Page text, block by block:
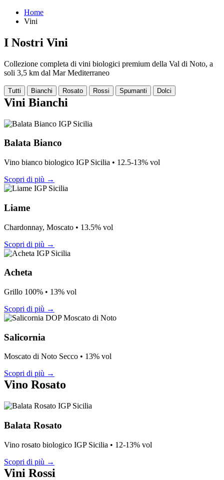
Home
Vini
I Nostri Vini
Collezione completa di vini biologici premium della Val di Noto, a
soli 3,5 km dal Mar Mediterraneo
Tutti Bianchi Rosato Rossi Spumanti Dolci
Vini Bianchi
IGP Sicilia
Balata Bianco
Vino bianco biologico IGP Sicilia • 12.5-13% vol
Scopri di più →
IGP Sicilia
Liame
Chardonnay, Moscato • 13.5% vol
Scopri di più →
IGP Sicilia
Acheta
Grillo 100% • 13% vol
Scopri di più →
DOP Moscato di Noto
Salicornia
Moscato di Noto Secco • 13% vol
Scopri di più →
Vino Rosato
IGP Sicilia
Balata Rosato
Vino rosato biologico IGP Sicilia • 12-13% vol
Scopri di più →
Vini Rossi